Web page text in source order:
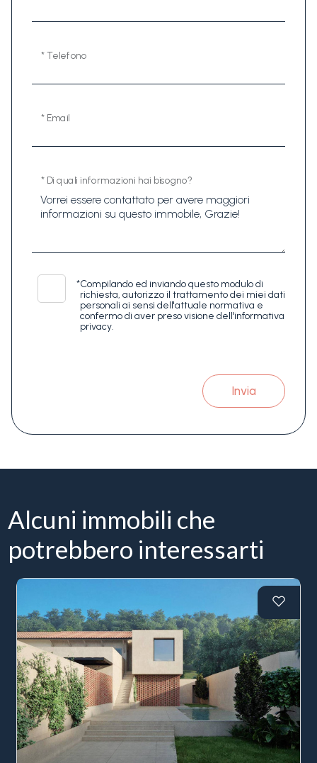
* Telefono
* Email
* Di quali informazioni hai bisogno?
*Compilando ed inviando questo modulo di
richiesta, autorizzo il trattamento dei miei dati
personali ai sensi dell'attuale normativa e
confermo di aver preso visione dell'informativa
privacy.
Invia
Alcuni immobili che
potrebbero interessarti